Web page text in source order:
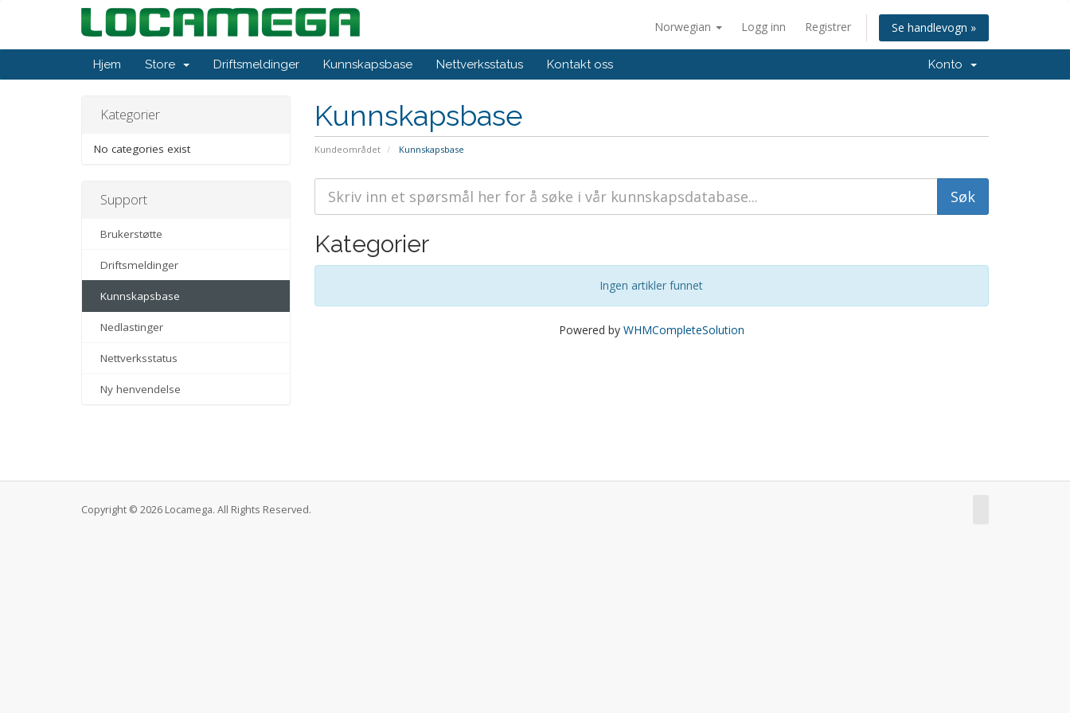
Norwegian Logg inn Registrer Se handlevogn »
Hjem Store Driftsmeldinger Kunnskapsbase Nettverksstatus Kontakt oss Konto
Kunnskapsbase
Kundeområdet Kunnskapsbase
Kategorier
No categories exist
Kategorier
Ingen artikler funnet
Powered by WHMCompleteSolution
Support
Brukerstøtte
Driftsmeldinger
Kunnskapsbase
Nedlastinger
Nettverksstatus
Ny henvendelse
Copyright © 2026 Locamega. All Rights Reserved.